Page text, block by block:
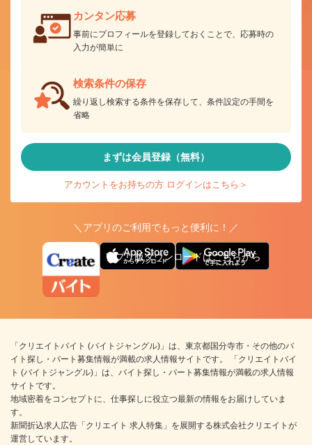
カンタン応募
事前にプロフィールを登録しておくことで、応募時の
入力が簡単に
検索条件の保存
繰り返し検索する条件を保存して、条件設定の手間を
省略
まずは会員登録（無料）
アカウントをお持ちの方 ログインはこちら＞
＼アプリのご利用でもっと便利に！／
アプリ版ダウンロードはこちらから
「クリエイトバイト (バイトジャングル)」は、東京都国分寺市・その他のバ
イト探し・パート募集情報が満載の求人情報サイトです。 「クリエイトバイ
ト (バイトジャングル)」は、バイト探し・パート募集情報が満載の求人情報
サイトです。
地域密着をコンセプトに、仕事探しに役立つ最新の情報をお届けしていま
す。
新聞折込求人広告「クリエイト 求人特集」を展開する株式会社クリエイトが
運営しています。